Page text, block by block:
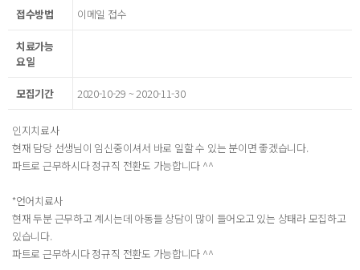
접수방법 이메일 접수
치료가능
요일
모집기간 2020-10-29 ~ 2020-11-30
인지치료사
현재 담당 선생님이 임신중이셔서 바로 일할 수 있는 분이면 좋겠습니다.
파트로 근무하시다 정규직 전환도 가능합니다 ^^
*언어치료사
현재 두분 근무하고 계시는데 아동들 상담이 많이 들어오고 있는 상태라 모집하고
있습니다.
파트로 근무하시다 정규직 전환도 가능합니다 ^^